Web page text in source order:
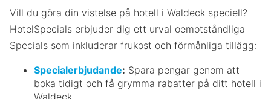
Vill du göra din vistelse på hotell i Waldeck speciell?
HotelSpecials erbjuder dig ett urval oemotståndliga
Specials som inkluderar frukost och förmånliga tillägg:
Specialerbjudande: Spara pengar genom att
boka tidigt och få grymma rabatter på ditt hotell i
Waldeck.